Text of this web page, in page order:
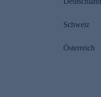
Schweiz
Österreich